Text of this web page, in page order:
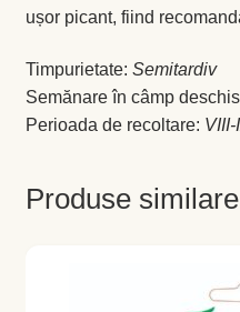
Oregano
Rozmarin
Locație și Program
ușor picant, fiind
Timpurietate: Semitardiv
Semănare în câmp
Perioada de recoltare: VIII-
Produse similare